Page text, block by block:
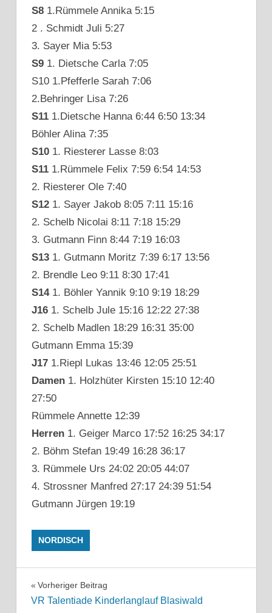
S8 1.Rümmele Annika 5:15
2 . Schmidt Juli 5:27
3. Sayer Mia 5:53
S9 1. Dietsche Carla 7:05
S10 1.Pfefferle Sarah 7:06
2.Behringer Lisa 7:26
S11 1.Dietsche Hanna 6:44 6:50 13:34
Böhler Alina 7:35
S10 1. Riesterer Lasse 8:03
S11 1.Rümmele Felix 7:59 6:54 14:53
2. Riesterer Ole 7:40
S12 1. Sayer Jakob 8:05 7:11 15:16
2. Schelb Nicolai 8:11 7:18 15:29
3. Gutmann Finn 8:44 7:19 16:03
S13 1. Gutmann Moritz 7:39 6:17 13:56
2. Brendle Leo 9:11 8:30 17:41
S141. Böhler Yannik 9:10 9:19 18:29
J16 1. Schelb Jule 15:16 12:22 27:38
2. Schelb Madlen 18:29 16:31 35:00
Gutmann Emma 15:39
J17 1.Riepl Lukas 13:46 12:05 25:51
Damen 1. Holzhüter Kirsten 15:10 12:40
27:50
Rümmele Annette 12:39
Herren 1. Geiger Marco 17:52 16:25 34:17
2. Böhm Stefan 19:49 16:28 36:17
3. Rümmele Urs 24:02 20:05 44:07
4. Strossner Manfred 27:17 24:39 51:54
Gutmann Jürgen 19:19
NORDISCH
Beitragsnavigation
Vorheriger Beitrag
VR Talentiade Kinderlanglauf Blasiwald